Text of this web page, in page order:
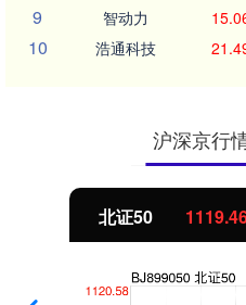
9 智动力
10 浩通科技
沪深京行
北证50